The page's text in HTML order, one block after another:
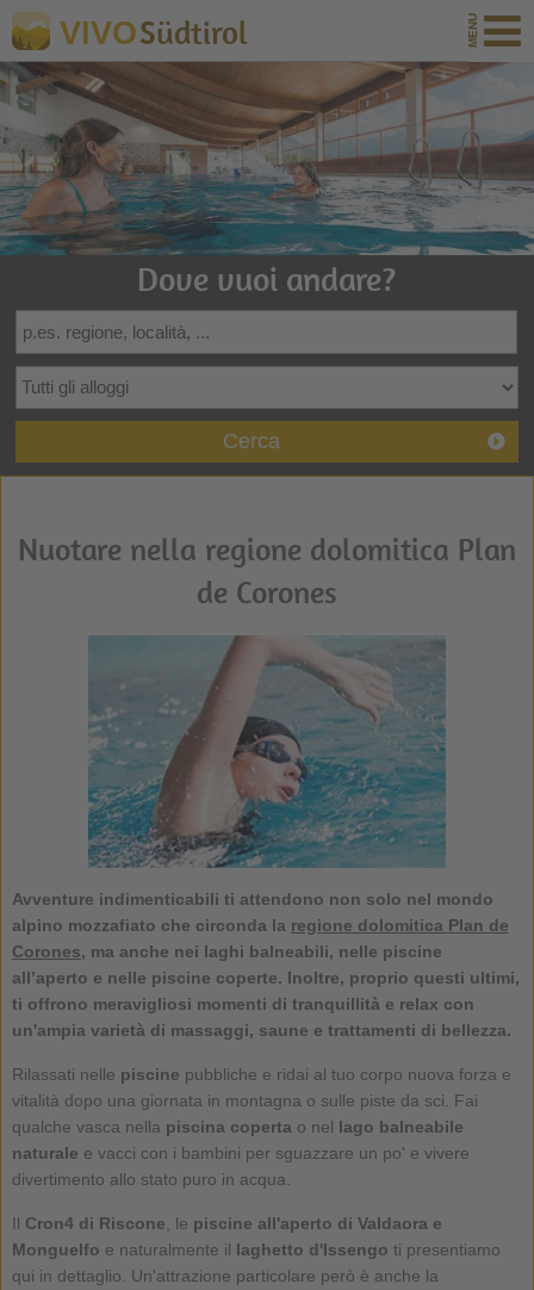
VIVOSüdtirol
Dove vuoi andare?
Cerca
Nuotare nella regione dolomitica Plan
de Corones
Avventure indimenticabili ti attendono non solo nel mondo
alpino mozzafiato che circonda la regione dolomitica Plan de
Corones, ma anche nei laghi balneabili, nelle piscine
all’aperto e nelle piscine coperte. Inoltre, proprio questi ultimi,
ti offrono meravigliosi momenti di tranquillità e relax con
un'ampia varietà di massaggi, saune e trattamenti di bellezza.
Rilassati nelle piscine pubbliche e ridai al tuo corpo nuova forza e
vitalità dopo una giornata in montagna o sulle piste da sci. Fai
qualche vasca nella piscina coperta o nel lago balneabile
naturale e vacci con i bambini per sguazzare un po' e vivere
divertimento allo stato puro in acqua.
Il Cron4 di Riscone , le piscine all'aperto di Valdaora e
Monguelfo e naturalmente il laghetto d'Issengo ti presentiamo
qui in dettaglio. Un'attrazione particolare però è anche la